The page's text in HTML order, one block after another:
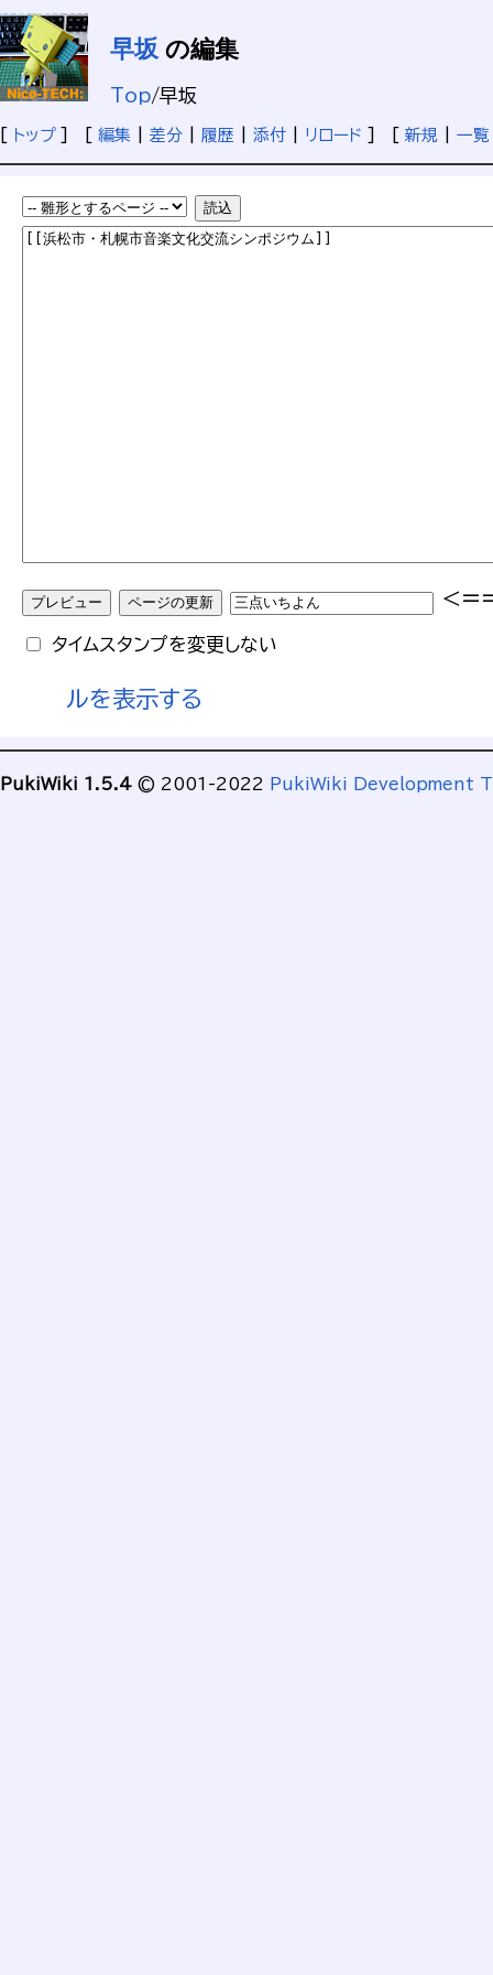
早坂の編集
Top/早坂
トップ] [ 編集 差分 履歴 添付 リロード 新規 一覧
タイムスタンプを変更しない
ルを表示する
PukiWiki 1.5.4 © 2001-2022 PukiWiki Development